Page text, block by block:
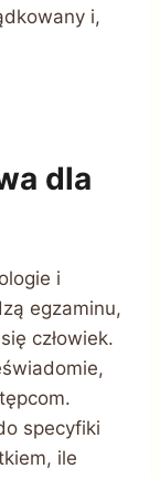
i,
dla
i
egzaminu,
człowiek.
specyfiki
ile